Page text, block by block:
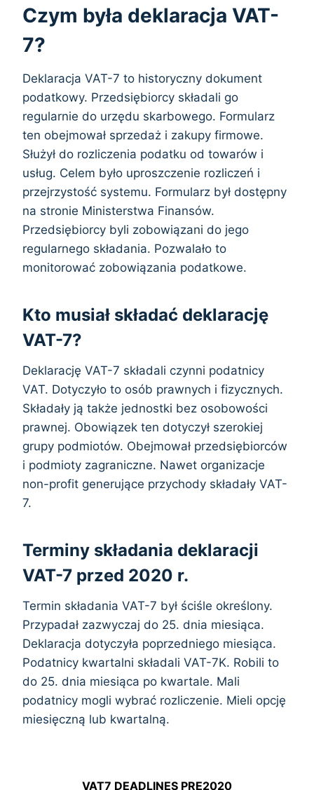
Czym była deklaracja VAT-
7?
Deklaracja VAT-7 to historyczny dokument
podatkowy. Przedsiębiorcy składali go
regularnie do urzędu skarbowego. Formularz
ten obejmował sprzedaż i zakupy firmowe.
Służył do rozliczenia podatku od towarów i
usług. Celem było uproszczenie rozliczeń i
przejrzystość systemu. Formularz był dostępny
na stronie Ministerstwa Finansów.
Przedsiębiorcy byli zobowiązani do jego
regularnego składania. Pozwalało to
monitorować zobowiązania podatkowe.
Kto musiał składać deklarację
VAT-7?
Deklarację VAT-7 składali czynni podatnicy
VAT. Dotyczyło to osób prawnych i fizycznych.
Składały ją także jednostki bez osobowości
prawnej. Obowiązek ten dotyczył szerokiej
grupy podmiotów. Obejmował przedsiębiorców
i podmioty zagraniczne. Nawet organizacje
non-profit generujące przychody składały VAT-
7.
Terminy składania deklaracji
VAT-7 przed 2020 r.
Termin składania VAT-7 był ściśle określony.
Przypadał zazwyczaj do 25. dnia miesiąca.
Deklaracja dotyczyła poprzedniego miesiąca.
Podatnicy kwartalni składali VAT-7K. Robili to
do 25. dnia miesiąca po kwartale. Mali
podatnicy mogli wybrać rozliczenie. Mieli opcję
miesięczną lub kwartalną.
VAT7 DEADLINES PRE2020